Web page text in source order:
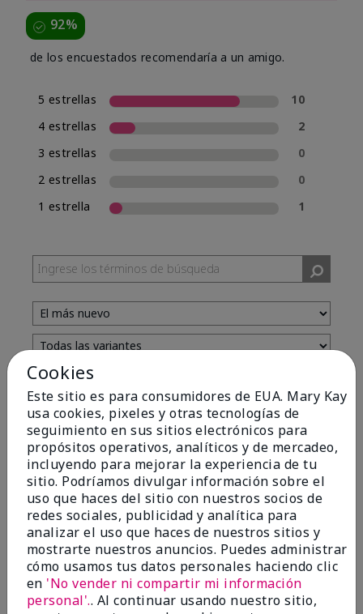
92%
de los encuestados recomendaría a un amigo.
5 estrellas
10
4 estrellas
2
3 estrellas
0
2 estrellas
0
1 estrella
1
Evaluado por 13 clientes
5
Yeh! I really works
EnviadoHace 4 meses
porChar
deDetroit, Mi
Evaluado en
marykay.com/en-us/
I ski all winter and since adding this to my progam
Cookies
Este sitio es para consumidores de EUA. Mary Kay
usa cookies, pixeles y otras tecnologías de
seguimiento en sus sitios electrónicos para
propósitos operativos, analíticos y de mercadeo,
incluyendo para mejorar la experiencia de tu
sitio. Podríamos divulgar información sobre el
uso que haces del sitio con nuestros socios de
redes sociales, publicidad y analítica para
analizar el uso que haces de nuestros sitios y
mostrarte nuestros anuncios. Puedes administrar
cómo usamos tus datos personales haciendo clic
en 'No vender ni compartir mi información
personal'.. Al continuar usando nuestro sitio,